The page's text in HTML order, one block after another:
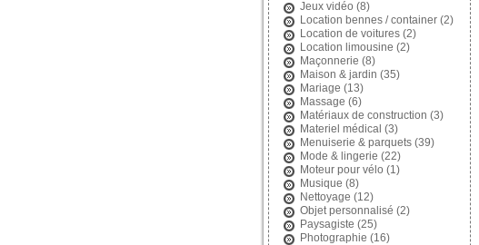
Jeux vidéo (8)
Location bennes / container(2)
Location de voitures(2)
Location limousine (2)
Maçonnerie (8)
Maison & jardin (35)
Mariage (13)
Massage (6)
Matériaux de construction (3)
Materiel médical (3)
Menuiserie & parquets(39)
Mode & lingerie (22)
Moteur pour vélo (1)
Musique (8)
Nettoyage (12)
Objet personnalisé (2)
Paysagiste (25)
Photographie (16)